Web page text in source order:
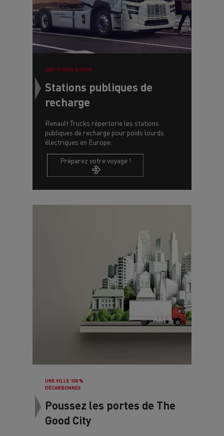
CARTE MISE À JOUR
Stations publiques de
recharge
Renault Trucks répertorie les stations
publiques de recharge pour poids lourds
électriques en Europe.
UNE VILLE 100 %
DÉCARBONNÉE
Poussez les portes de The
Good City